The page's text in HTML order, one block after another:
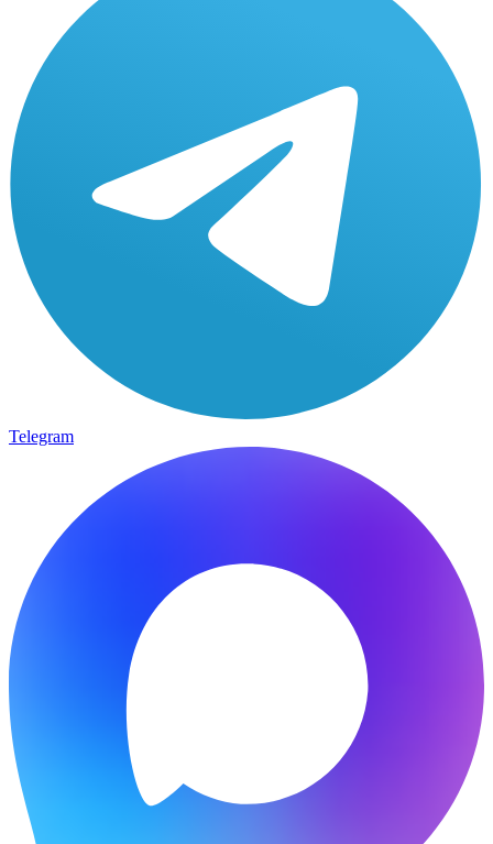
Telegram